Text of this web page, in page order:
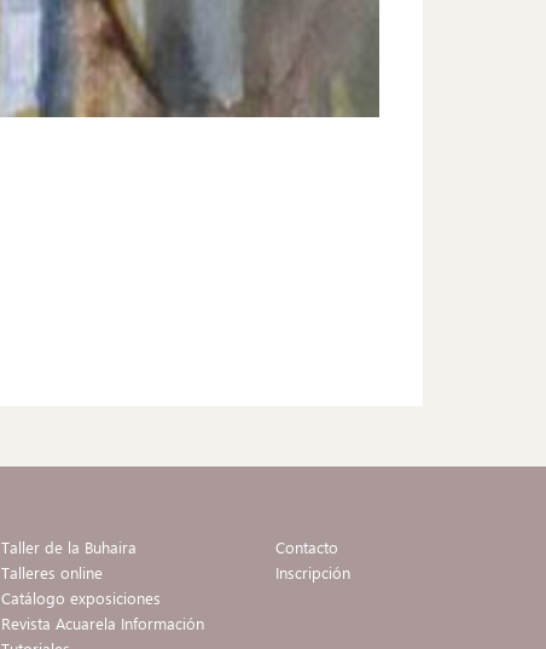
Taller de la Buhaira
Talleres online
Catálogo exposiciones
Revista Acuarela Información
Contacto
Inscripción